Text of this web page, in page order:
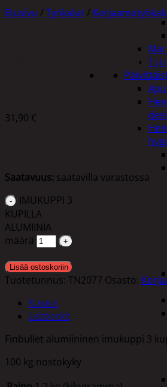
Etusivu / Työkalut /
IMUKUPPI 3 KUPILLA
31,90 €
Saatavuus: saatavilla varastossa
IMUKUPPI 3
KUPILLA
ALUMIINIA
määrä
Lisää ostoskoriin
Tuotetunnus: TN2077 Osasto:
Kuvaus
Lisätiedot
Finbullet alumiininen imukuppi 3
100 kg nostokyky